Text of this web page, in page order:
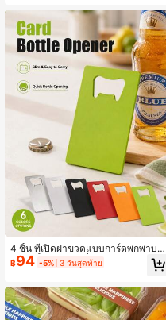
4 ชิ้น ที่เปิดฝาขวดแบบการ์ดพกพาบาง
พิเศษ น้ำหนักเบา ที่เปิดฝาแบน เหมาะ
สำหรับครัว บาร์ ปาร์ตี้ ปิกนิก แคมปิ้ง ก
าย
฿94 -5% 3 วันสุดท้าย